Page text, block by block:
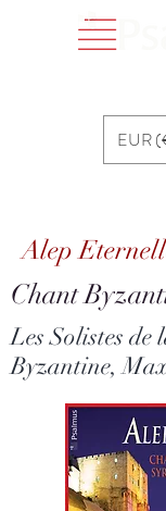
EUR
Alep
Chant
Les Solistes de
Byzantine,